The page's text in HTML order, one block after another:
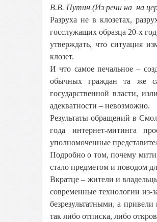
В.В. Путин (Из речи на на
Разруха не в клозетах,
госслужащих образца 20-х
утверждать, что ситуация
клозет.
И что самое печальное –
обычных граждан та же
государственной власти,
адекватности – невозможно.
Результаты обращений в
года интернет-митинга
уполномоченные
Подробно о том, почему
стало предметом и поводом
Вкратце – жители и
современные технологии из-
безрезультатными, а
так либо отписка, либо